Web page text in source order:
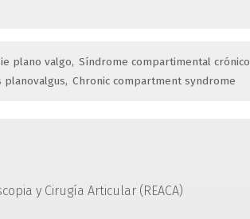
plano valgo Síndrome compartimental crónico
planovalgus Chronic compartment syndrome
y Cirugía Articular (REACA)